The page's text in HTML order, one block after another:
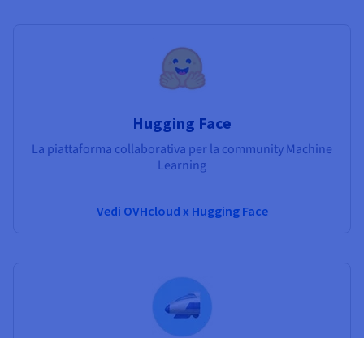
Hugging Face
La piattaforma collaborativa per la community Machine
Learning
Vedi OVHcloud x Hugging Face